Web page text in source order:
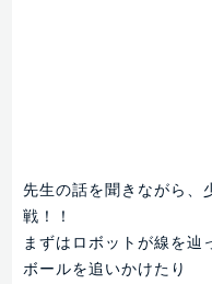
先生の話を聞きながら、
戦！！
まずはロボットが線を辿
ボールを追いかけたり